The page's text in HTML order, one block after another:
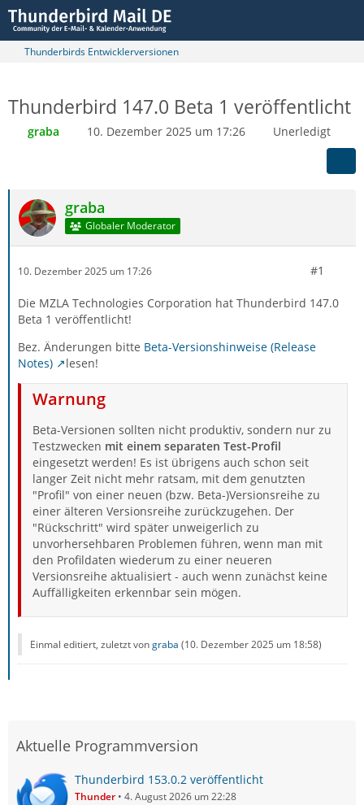
Thunderbirds Entwicklerversionen
Thunderbird 147.0 Beta 1 veröffentlicht
graba 10. Dezember 2025 um 17:26 Unerledigt
graba
Globaler Moderator
10. Dezember 2025 um 17:26 #1
Die MZLA Technologies Corporation hat Thunderbird 147.0
Beta 1 veröffentlicht!
Bez. Änderungen bitte Beta-Versionshinweise (Release
Notes)
lesen!
Warnung
Beta-Versionen sollten nicht produktiv, sondern nur zu
Testzwecken mit einem separaten Test-Profil
eingesetzt werden! Es ist übrigens auch schon seit
langer Zeit nicht mehr ratsam, mit dem genutzten
"Profil" von einer neuen (bzw. Beta-)Versionsreihe zu
einer älteren Versionsreihe zurückzugehen. Der
"Rückschritt" wird später unweigerlich zu
unvorhersehbaren Problemen führen, wenn man mit
den Profildaten wiederum zu einer neueren
Versionsreihe aktualisiert - auch wenn zunächst keine
Auffälligkeiten erkennbar sein mögen.
Einmal editiert, zuletzt vongraba (10. Dezember 2025 um 18:58)
Aktuelle Programmversion
Thunderbird 153.0.2 veröffentlicht
Thunder 4. August 2026 um 22:28